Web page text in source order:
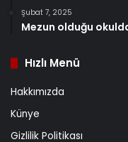
Şubat 7, 2025
Mezun olduğu
Hızlı Menü
Hakkımızda
Künye
Gizlilik Politikası